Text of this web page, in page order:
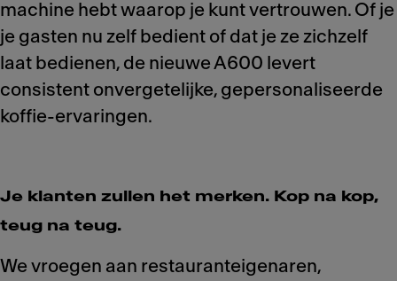
machine hebt waarop je kunt vertrouwen. Of je
je gasten nu zelf bedient of dat je ze zichzelf
laat bedienen, de nieuwe A600 levert
consistent onvergetelijke, gepersonaliseerde
koffie-ervaringen.
Je klanten zullen het merken. Kop na kop,
teug na teug.
We vroegen aan restauranteigenaren,